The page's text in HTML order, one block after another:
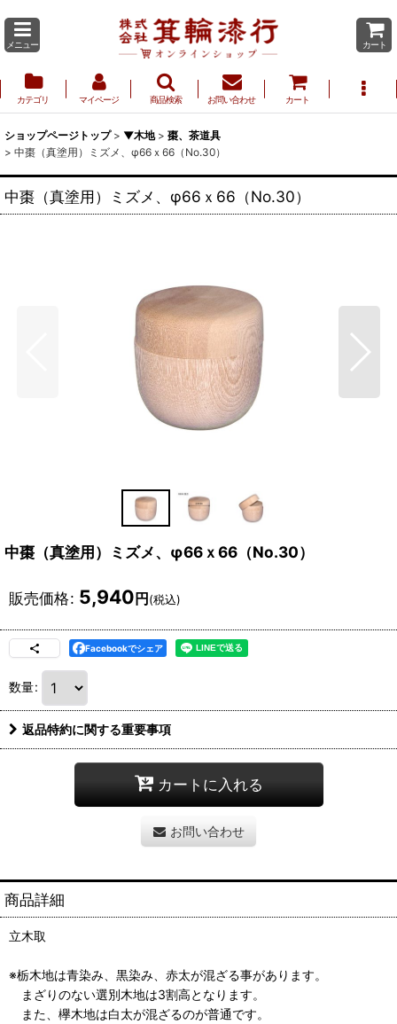
メニュー カート
カテゴリ マイページ 商品検索 お問い合わせ カート
ショップページトップ > ▼木地 > 棗、茶道具
> 中棗（真塗用）ミズメ、φ66ｘ66（No.30）
中棗（真塗用）ミズメ、φ66ｘ66（No.30）
中棗（真塗用）ミズメ、φ66ｘ66（No.30）
販売価格: 5,940円(税込)
Facebookでシェア
数量:
返品特約に関する重要事項
カートに入れる
お問い合わせ
商品詳細
立木取
※栃木地は青染み、黒染み、赤太が混ざる事があります。
まざりのない選別木地は3割高となります。
また、欅木地は白太が混ざるのが普通です。